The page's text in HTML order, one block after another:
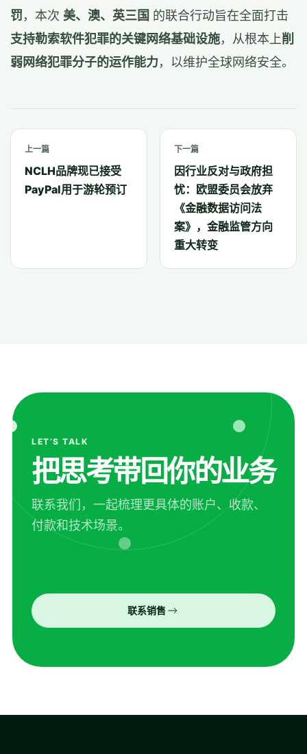
罚，本次 美、澳、英三国 的联合行动旨在全面打击
支持勒索软件犯罪的关键网络基础设施，从根本上削
弱网络犯罪分子的运作能力，以维护全球网络安全。
上一篇
NCLH品牌现已接受
PayPal用于游轮预订
下一篇
因行业反对与政府担
忧：欧盟委员会放弃
《金融数据访问法
案》，金融监管方向
重大转变
LET’S TALK
把思考带回你的业务
联系我们，一起梳理更具体的账户、收款、
付款和技术场景。
联系销售